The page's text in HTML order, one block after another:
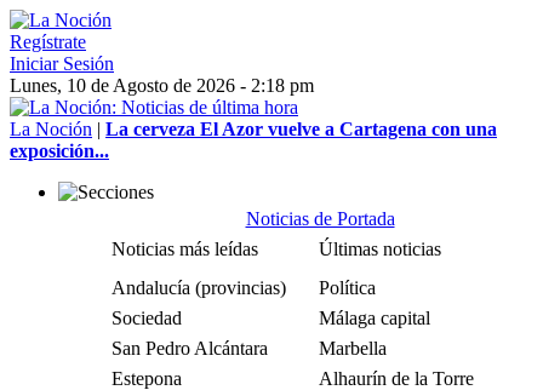
Regístrate
Iniciar Sesión
Lunes, 10 de Agosto de 2026 - 2:18 pm
La Noción | La cerveza El Azor vuelve a Cartagena con una
exposición...
Noticias de Portada
Noticias más leídas
Últimas noticias
Andalucía (provincias)
Política
Sociedad
Málaga capital
San Pedro Alcántara
Marbella
Estepona
Alhaurín de la Torre